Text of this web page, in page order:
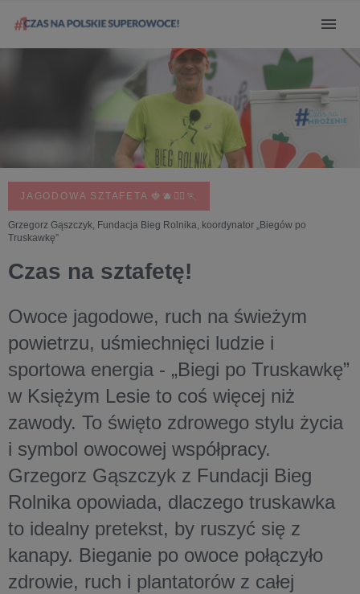
JAGODOWA SZTAFETA 🍓🫐🏃‍♀️🏃
Grzegorz Gąszczyk, Fundacja Bieg Rolnika, koordynator „Biegów po
Truskawkę”
Czas na sztafetę!
Owoce jagodowe, ruch na świeżym
powietrzu, uśmiechnięci ludzie i
sportowa energia - „Biegi po Truskawkę”
w Księżym Lesie to coś więcej niż
zawody. To święto zdrowego stylu życia
i symbol owocowej współpracy.
Grzegorz Gąszczyk z Fundacji Bieg
Rolnika opowiada, dlaczego truskawka
to idealny pretekst, by ruszyć się z
kanapy. Bieganie po owoce połączyło
zdrowie, ruch i plantatorów z całej